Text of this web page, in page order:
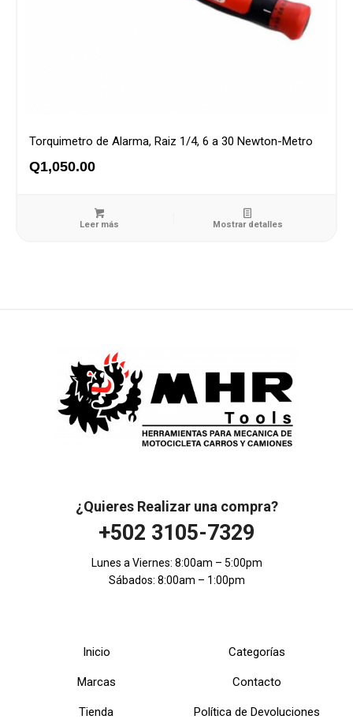
Torquimetro de Alarma, Raiz 1/4, 6 a 30 Newton-Metro
Q1,050.00
Leer más Mostrar detalles
¿Quieres Realizar una compra?
+502 3105-7329
Lunes a Viernes: 8:00am – 5:00pm
Sábados: 8:00am – 1:00pm
Inicio Categorías
Marcas Contacto
Tienda Política de Devoluciones